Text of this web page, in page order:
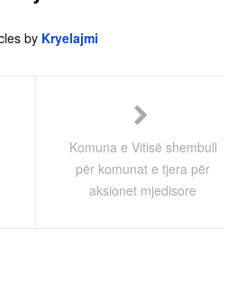
by Kryelajmi
Komuna e Vitisë shembull
për komunat e tjera për
aksionet mjedisore